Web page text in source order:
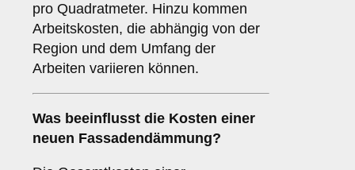
pro Quadratmeter. Hinzu kommen
Arbeitskosten, die abhängig von der
Region und dem Umfang der
Arbeiten variieren können.
Was beeinflusst die Kosten einer
neuen Fassadendämmung?